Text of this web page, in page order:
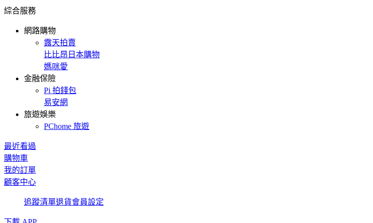
綜合服務
網路購物
露天拍賣
比比昂日本購物
媽咪愛
金融保險
Pi 拍錢包
易安網
旅遊娛樂
PChome 旅遊
最近看過
購物車
我的訂單
顧客中心
追蹤清單退貨會員設定